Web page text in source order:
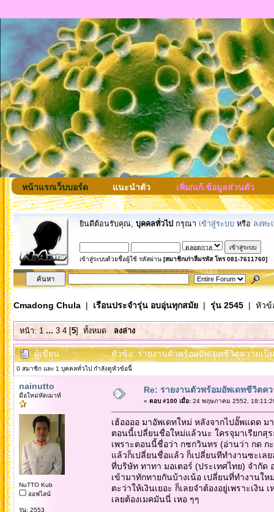
หน้าแรกเว็บบอร์ด แนะนำตัว เพิ่ม/แก้.ข้อมูลส่วนตัว
ยินดีต้อนรับคุณ, บุคคลทั่วไป กรุณา เข้าสู่ระบบ หรือ ลงทะ
เข้าสู่ระบบด้วยชื่อผู้ใช้ รหัสผ่าน [สมาชิกเก่าลืมรหัส โทร 081-7611760]
Cmadong Chula| เรือนประจำรุ่น อบอุ่นทุกสมัย| รุ่น 2545| หัวข้
หน้า:1 ... 3 4[5] ทั้งหมด ลงล่าง
ผู้เขียน หัวข้อ: รายงานตัวพร้อมอัพเดทชีวิตความเ
0 สมาชิก และ 1 บุคคลทั่วไป กำลังดูหัวข้อนี้
nainutto
มือใหม่หัดเมาท์
NuTTO Kub
ออฟไลน์
รุ่น: 2553
Re: รายงานตัวพร้อมอัพเดทชีวิตค
« ตอบ #100 เมื่อ:24 พฤษภาคม 2552,
เฮ้ออออ มาอัพเดทใหม่ หลังจากไปอั๊พแดด
ตอนนี้เปลี่ยนชื่อใหม่แล้วนะ ใครจุมาเรียก
เพราะตอนนี้ชื่อว่า กชกวินทร (อ่านว่า กด
แล้วก็เปลี่ยนชื่อแล้ว ก็เปลี่ยนทีทำงานซะเล
ที่บริษัท ทาทา มอเตอร์ (ประเทศไทย) จำกั
เข้ามาทักทายกันบ้างเน้อ เปลี่ยนที่ทำงานใ
ตะว่าให้เงินเยอะ ก็เลยจำต้องอยู่เพราะเงิน
เลยต้องเมคมันนี่ เหอ ๆๆ